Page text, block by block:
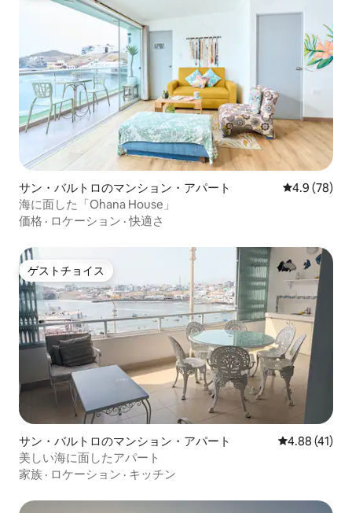
サン・バルトロのマンション・アパート レビュー78
4.9 (78)
海に面した「Ohana House」
価格 · ロケーション ·快適さ
ゲストチョイス
ゲストチョイス
サン・バルトロのマンション・アパート レビュー41
4.88 (41)
美しい海に面したアパート
家族 · ロケーション · キッチン